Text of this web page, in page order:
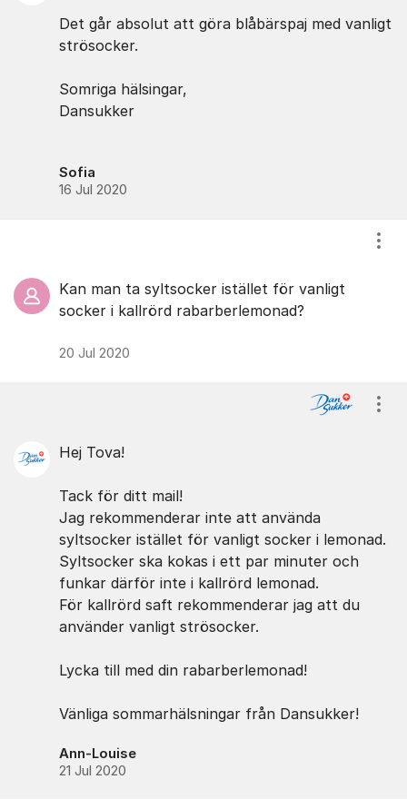
Det går absolut att göra blåbärspaj med vanligt
strösocker.
Somriga hälsingar,
Dansukker
Sofia
16 Jul 2020
Kan man ta syltsocker istället för vanligt
socker i kallrörd rabarberlemonad?
20 Jul 2020
Hej Tova!
Tack för ditt mail!
Jag rekommenderar inte att använda
syltsocker istället för vanligt socker i lemonad.
Syltsocker ska kokas i ett par minuter och
funkar därför inte i kallrörd lemonad.
För kallrörd saft rekommenderar jag att du
använder vanligt strösocker.
Lycka till med din rabarberlemonad!
Vänliga sommarhälsningar från Dansukker!
Ann-Louise
21 Jul 2020